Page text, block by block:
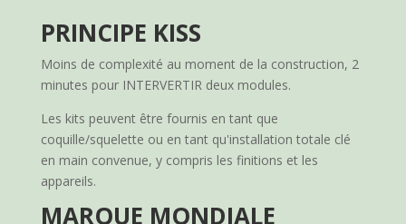
PRINCIPE KISS
Moins de complexité au moment de la construction, 2
minutes pour INTERVERTIR deux modules.
Les kits peuvent être fournis en tant que
coquille/squelette ou en tant qu'installation totale clé
en main convenue, y compris les finitions et les
appareils.
MARQUE MONDIALE